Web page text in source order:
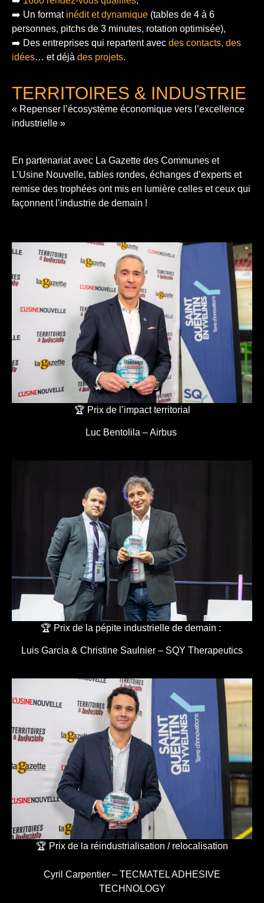
➡️ Un format inédit et dynamique (tables de 4 à 6
personnes, pitchs de 3 minutes, rotation optimisée),
➡️ Des entreprises qui repartent avec des contacts, des
idées… et déjà des projets.
TERRITOIRES & INDUSTRIE
« Repenser l’écosystème économique vers l’excellence
industrielle »
En partenariat avec La Gazette des Communes et
L’Usine Nouvelle, tables rondes, échanges d’experts et
remise des trophées ont mis en lumière celles et ceux qui
façonnent l’industrie de demain !
🏆 Prix de l’impact territorial
Luc Bentolila – Airbus
🏆 Prix de la pépite industrielle de demain :
Luis Garcia & Christine Saulnier – SQY Therapeutics
🏆 Prix de la réindustrialisation / relocalisation
Cyril Carpentier – TECMATEL ADHESIVE
TECHNOLOGY